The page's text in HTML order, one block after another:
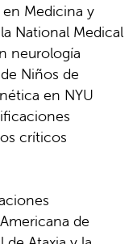
en Medicina y
National Medical
neurología
Niños de
en NYU
críticos
de